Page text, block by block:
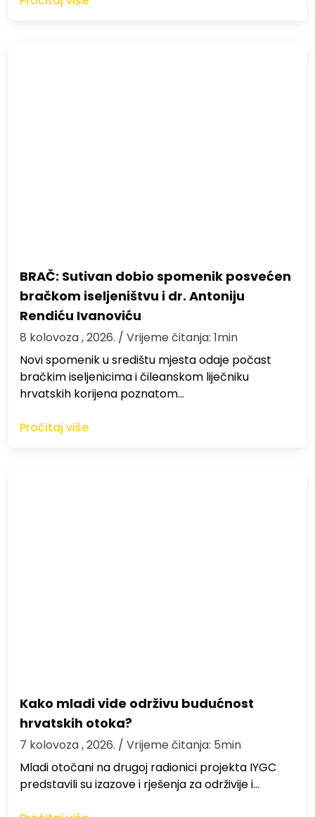
BRAČ: Sutivan dobio spomenik posvećen
bračkom iseljeništvu i dr. Antoniju
Rendiću Ivanoviću
8 kolovoza , 2026. / Vrijeme čitanja: 1min
Novi spomenik u središtu mjesta odaje počast
bračkim iseljenicima i čileanskom liječniku
hrvatskih korijena poznatom…
Pročitaj više
Kako mladi vide održivu budućnost
hrvatskih otoka?
7 kolovoza , 2026. / Vrijeme čitanja: 5min
Mladi otočani na drugoj radionici projekta IYGC
predstavili su izazove i rješenja za održivije i…